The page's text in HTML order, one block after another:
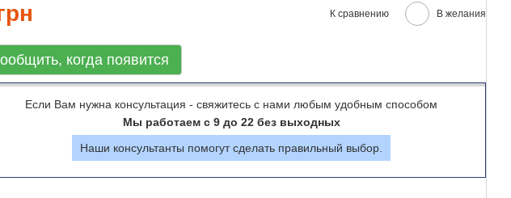
К сравнению В желания
когда появится
Если Вам нужна консультация - свяжитесь с нами любым удобным способом
Мы работаем с 9 до 22 без выходных
Наши консультанты помогут сделать правильный выбор.